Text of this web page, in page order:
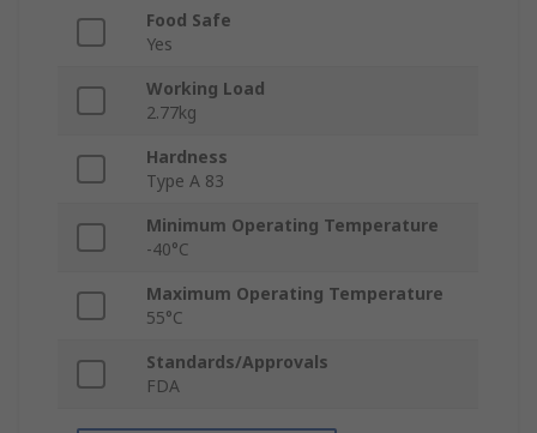
Food Safe
Yes
Working Load
2.77kg
Hardness
Type A 83
Minimum Operating Temperature
-40°C
Maximum Operating Temperature
55°C
Standards/Approvals
FDA